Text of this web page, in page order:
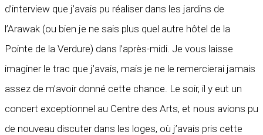
d’interview que j’avais pu réaliser dans les jardins de
l’Arawak (ou bien je ne sais plus quel autre hôtel de la
Pointe de la Verdure) dans l’après-midi. Je vous laisse
imaginer le trac que j’avais, mais je ne le remercierai jamais
assez de m’avoir donné cette chance. Le soir, il y eut un
concert exceptionnel au Centre des Arts, et nous avions pu
de nouveau discuter dans les loges, où j’avais pris cette